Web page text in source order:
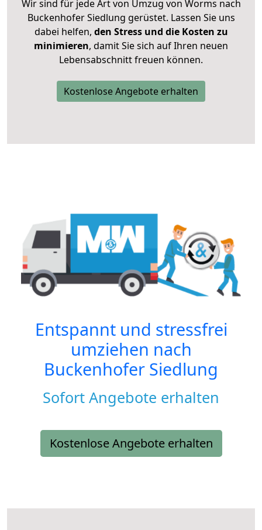
Wir sind für jede Art von Umzug von Worms nach
Buckenhofer Siedlung gerüstet. Lassen Sie uns
dabei helfen, den Stress und die Kosten zu
minimieren, damit Sie sich auf Ihren neuen
Lebensabschnitt freuen können.
Kostenlose Angebote erhalten
Entspannt und stressfrei
umziehen nach
Buckenhofer Siedlung
Sofort Angebote erhalten
Kostenlose Angebote erhalten